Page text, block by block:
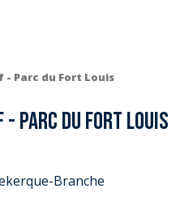
Parc du Fort Louis
Parc du Fort Louis
Branche